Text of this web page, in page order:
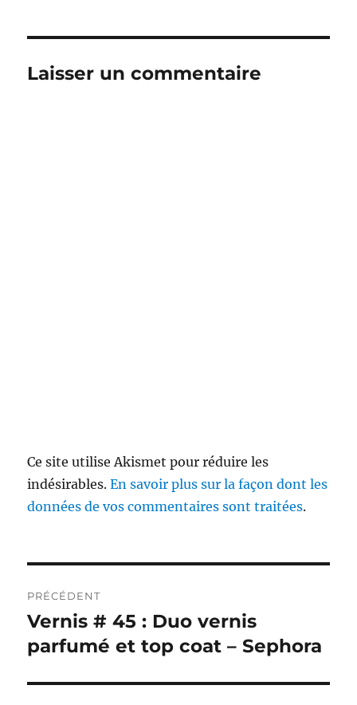
Laisser un commentaire
Ce site utilise Akismet pour réduire les
indésirables.En savoir plus sur la façon dont les
données de vos commentaires sont traitées.
de
l’article
PRÉCÉDENT
Publication
précédente :
Vernis # 45 : Duo vernis
parfumé et top coat – Sephora